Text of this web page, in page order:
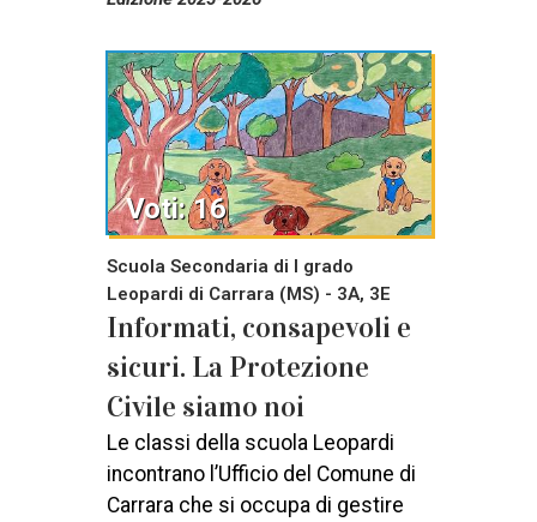
Scuola Secondaria di I grado
Leopardi di Carrara (MS) - 3A, 3E
Informati, consapevoli e
sicuri. La Protezione
Civile siamo noi
Le classi della scuola Leopardi
incontrano l’Ufficio del Comune di
Carrara che si occupa di gestire
Voti: 16